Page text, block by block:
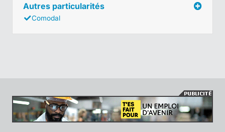
Autres particularités
Comodal